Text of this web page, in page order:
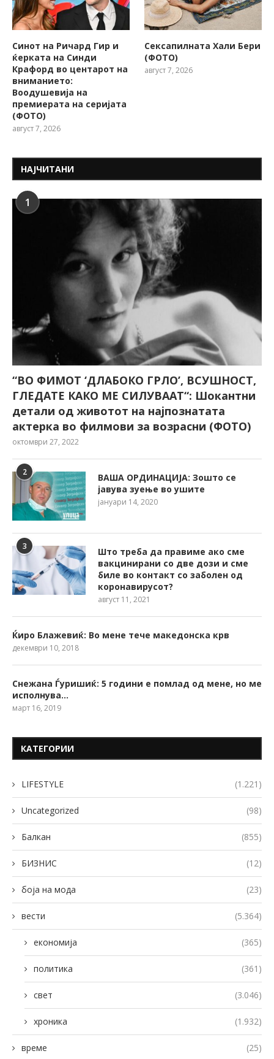
Синот на Ричард Гир и
ќерката на Синди
Крафорд во центарот на
вниманието:
Воодушевија на
премиерата на серијата
(ФОТО)
август 7, 2026
Сексапилната Хали Бери
(ФОТО)
август 7, 2026
НАЈЧИТАНИ
1
“ВО ФИМОТ ‘ДЛАБОКО ГРЛО’, ВСУШНОСТ,
ГЛЕДАТЕ КАКО МЕ СИЛУВААТ“: Шокантни
детали од животот на најпознатата
актерка во филмови за возрасни (ФОТО)
октомври 27, 2022
2
ВАША ОРДИНАЦИЈА: Зошто се
јавува зуење во ушите
јануари 14, 2020
3
Што треба да правиме ако сме
вакцинирани со две дози и сме
биле во контакт со заболен од
коронавирусот?
август 11, 2021
Ќиро Блажевиќ: Во мене тече македонска крв
декември 10, 2018
Снежана Ѓуришиќ: 5 години е помлад од мене, но ме
исполнува…
март 16, 2019
КАТЕГОРИИ
LIFESTYLE (1.221)
Uncategorized (98)
Балкан (855)
БИЗНИС (12)
боја на мода (23)
вести (5.364)
економија (365)
политика (361)
свет (3.046)
хроника (1.932)
време (25)